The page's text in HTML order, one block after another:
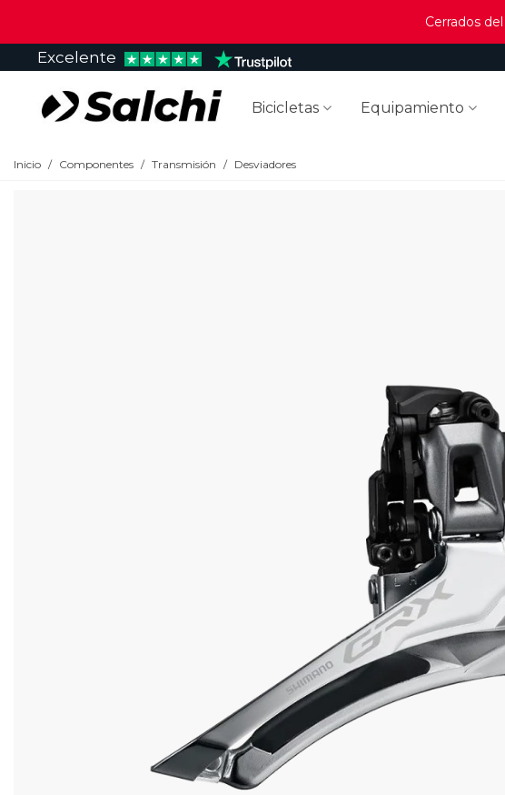
Cerrados
Excelente
Bicicletas Equipamiento
Inicio / Componentes / Transmisión / Desviadores